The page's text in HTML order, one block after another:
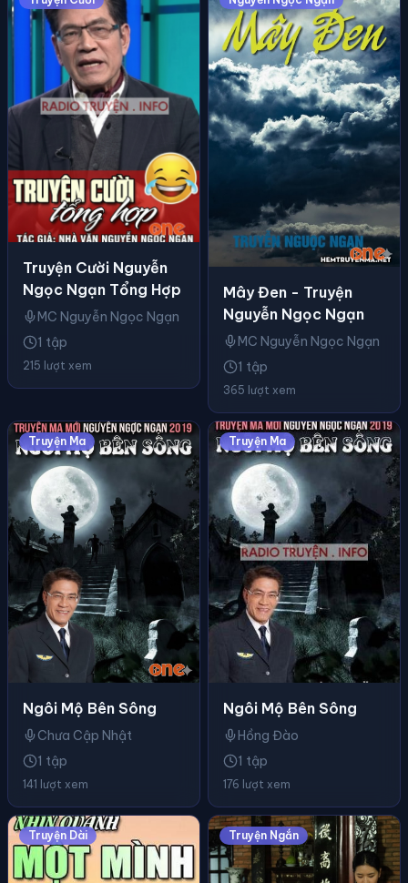
Truyện Cười Nguyễn
Ngọc Ngạn Tổng Hợp
MC Nguyễn Ngọc Ngạn
1 tập
215 lượt xem
Mây Đen - Truyện
Nguyễn Ngọc Ngạn
MC Nguyễn Ngọc Ngạn
1 tập
365 lượt xem
Truyện Ma
Ngôi Mộ Bên Sông
Chưa Cập Nhật
1 tập
141 lượt xem
Truyện Ma
Ngôi Mộ Bên Sông
Hồng Đào
1 tập
176 lượt xem
Truyện Dài Truyện Ngắn